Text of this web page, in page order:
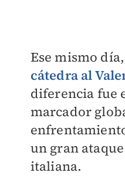
Ese mismo
cátedra al
diferencia fue
marcador
un gran
italiana.